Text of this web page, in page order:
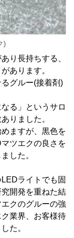
)
り長持ちする、
あります。
グルー(接着剤)
る」というサロ
りました。
ますが、黒色を
ツエクの良さを
した。
ライトでも固
開発を重ねた結
クのグルーの強
業界、お客様待
た。